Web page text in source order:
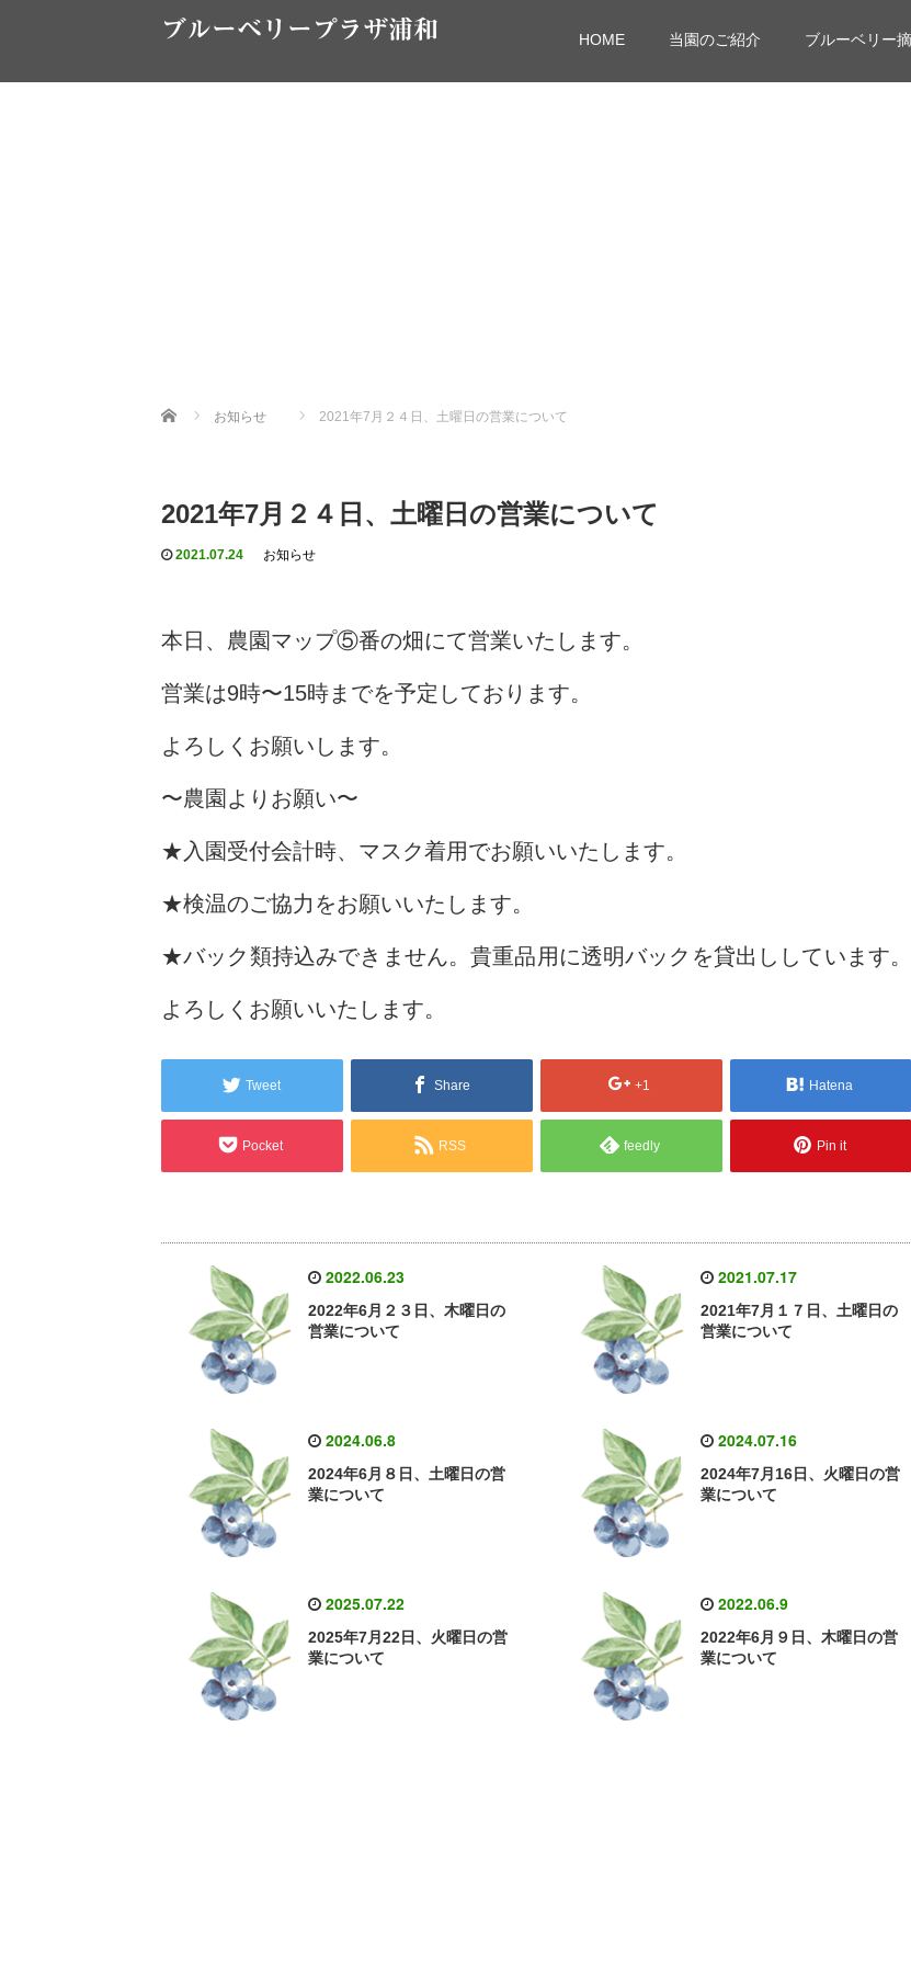
ブルーベリープラザ浦和 HOME 当園のご紹介 ブルーベリー
Home お知らせ 2021年7月２４日、土曜日の営業について
2021年7月２４日、土曜日の営業について
2021.07.24 お知らせ
本日、農園マップ⑤番の畑にて営業いたします。
営業は9時〜15時までを予定しております。
よろしくお願いします。
〜農園よりお願い〜
★入園受付会計時、マスク着用でお願いいたします。
★検温のご協力をお願いいたします。
★バック類持込みできません。貴重品用に透明バックを貸出ししています。
よろしくお願いいたします。
Tweet Share +1 Hatena
Pocket RSS feedly Pin it
2022.06.23
2022年6月２３日、木曜日の
営業について
2021.07.17
2021年7月１７日、土曜日の
営業について
2024.06.8
2024年6月８日、土曜日の営
業について
2024.07.16
2024年7月16日、火曜日の営
業について
2025.07.22
2025年7月22日、火曜日の営
業について
2022.06.9
2022年6月９日、木曜日の営
業について